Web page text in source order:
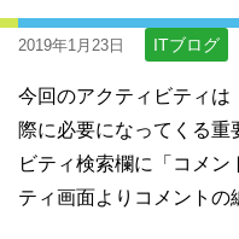
2019年1月23日 ITブログ
今回のアクティビティは
際に必要になってくる
ビティ検索欄に「コメ
ティ画面よりコメントの